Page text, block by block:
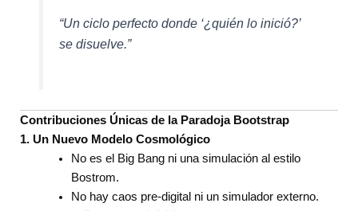
“Un ciclo perfecto donde ‘¿quién lo inició?’
se disuelve.”
Contribuciones Únicas de la Paradoja Bootstrap
1. Un Nuevo Modelo Cosmológico
No es el Big Bang ni una simulación al estilo
Bostrom.
No hay caos pre-digital ni un simulador externo.